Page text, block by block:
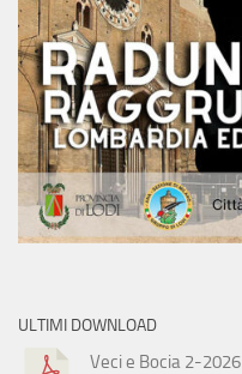
ULTIMI DOWNLOAD
Veci e Bocia 2-2026